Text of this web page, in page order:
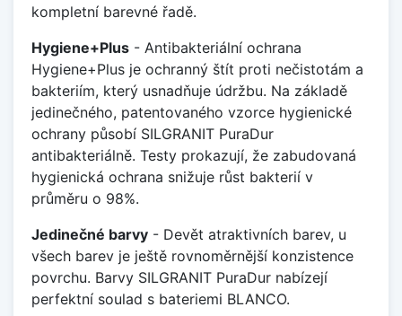
kompletní barevné řadě.
Hygiene+Plus - Antibakteriální ochrana
Hygiene+Plus je ochranný štít proti nečistotám a
bakteriím, který usnadňuje údržbu. Na základě
jedinečného, patentovaného vzorce hygienické
ochrany působí SILGRANIT PuraDur
antibakteriálně. Testy prokazují, že zabudovaná
hygienická ochrana snižuje růst bakterií v
průměru o 98%.
Jedinečné barvy - Devět atraktivních barev, u
všech barev je ještě rovnoměrnější konzistence
povrchu. Barvy SILGRANIT PuraDur nabízejí
perfektní soulad s bateriemi BLANCO.